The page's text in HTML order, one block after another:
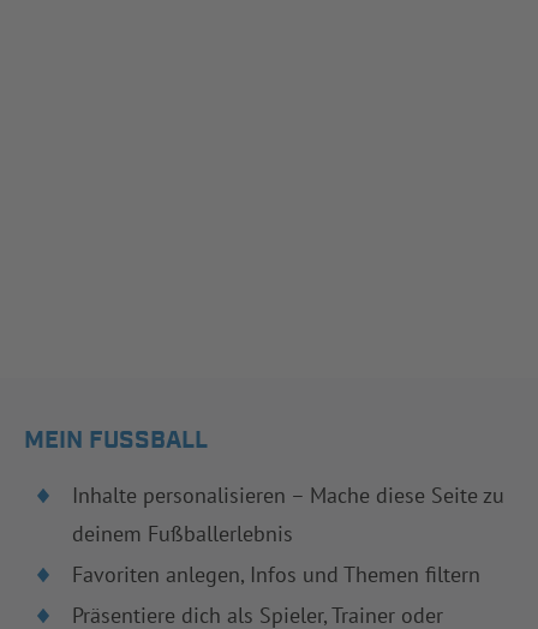
MEIN FUSSBALL
Inhalte personalisieren – Mache diese Seite zu
deinem Fußballerlebnis
Favoriten anlegen, Infos und Themen filtern
Präsentiere dich als Spieler, Trainer oder